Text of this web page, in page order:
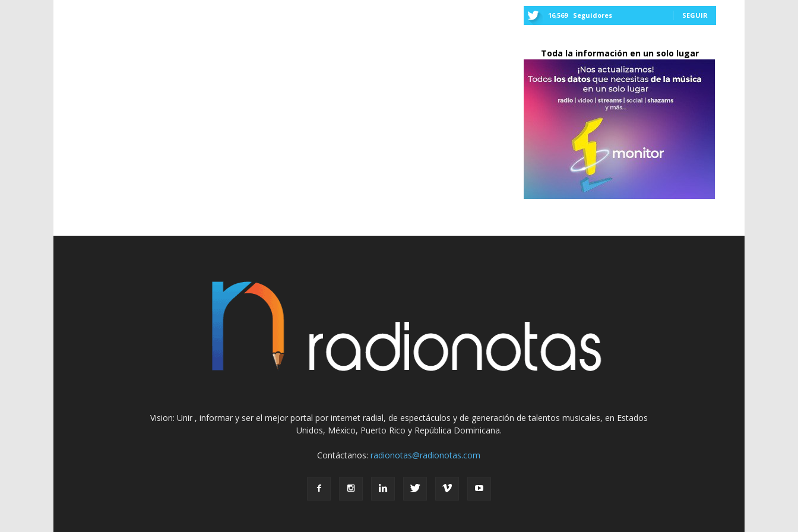
16,569 Seguidores SEGUIR
Toda la información en un solo lugar
Vision: Unir , informar y ser el mejor portal por internet radial, de espectáculos y de generación de talentos musicales, en Estados
Unidos, México, Puerto Rico y República Dominicana.
Contáctanos:radionotas@radionotas.com